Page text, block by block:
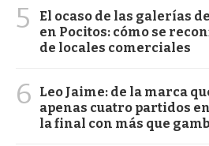
5
El ocaso de las galerías
en Pocitos: cómo se
de locales comerciales
6
Leo Jaime: de la marca
apenas cuatro partidos
la final con más que